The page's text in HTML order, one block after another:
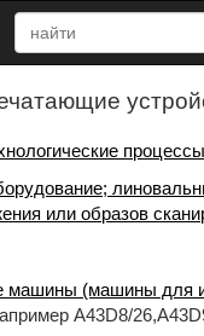
или образов
машины (машины для
A43D8/